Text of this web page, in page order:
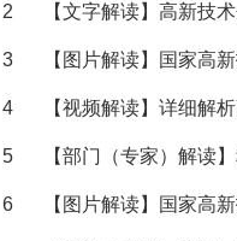
2 【文字解读】高新技
3 【图片解读】国家高
4 【视频解读】详细解
5 【部门（专家）解读
6 【图片解读】国家高